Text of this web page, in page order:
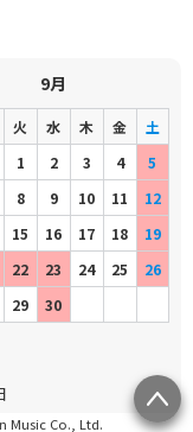
9月
火 水 木 金
土
1
2 3 4
5
8 9 10 11
12
15 16 17 18
19
22 23 24 25
26
29 30
Music Co., Ltd.